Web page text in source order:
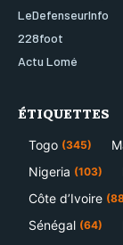
LeDefenseurInfo
228foot
Actu Lomé
ÉTIQUETTES
Togo (345)
Nigeria (103)
Côte d’Ivoire
Sénégal (64)